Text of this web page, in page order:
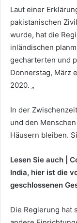
Laut einer
pakistanischen
wurde, hat die
inländischen
gecharterten und
Donnerstag, März
2020. „
In der
und den
Häusern bleiben.
Lesen Sie auch |
India, hier ist die
geschlossenen
Die Regierung hat